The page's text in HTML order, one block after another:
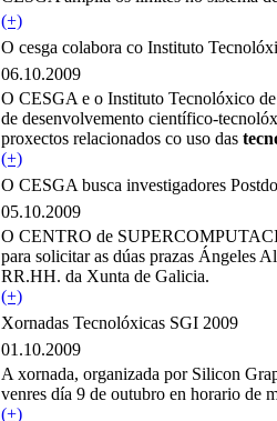
(+)
O cesga colabora co Instituto
06.10.2009
O CESGA e o Instituto Tecnolóxico
de desenvolvemento científico-
proxectos relacionados co uso das
(+)
O CESGA busca investigadores
05.10.2009
O CENTRO de
para solicitar as dúas prazas Ángeles
RR.HH. da Xunta de Galicia.
(+)
Xornadas Tecnolóxicas SGI 2009
01.10.2009
A xornada, organizada por Silicon
venres día 9 de outubro en horario de
(+)